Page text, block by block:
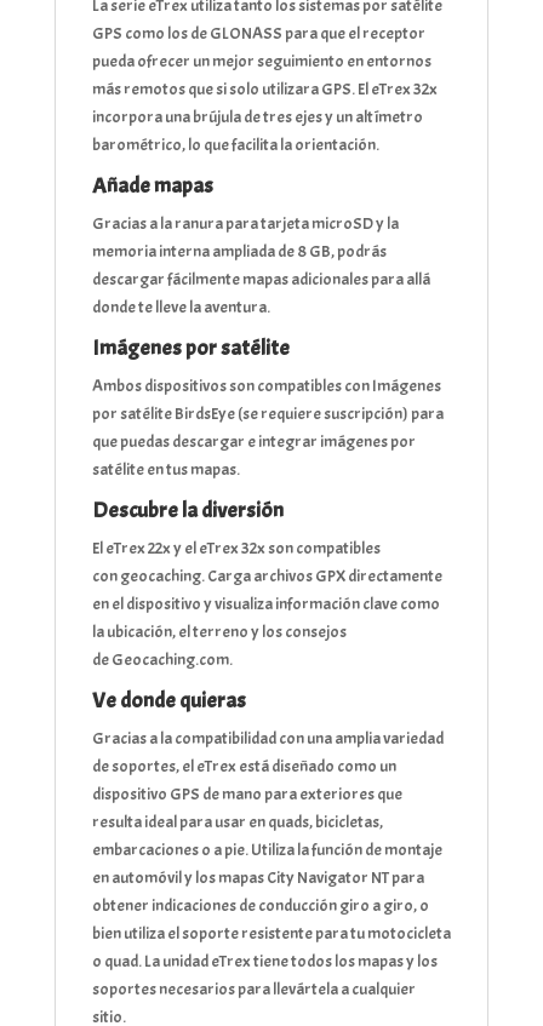
La serie eTrex utiliza tanto los sistemas por satélite
GPS como los de GLONASS para que el receptor
pueda ofrecer un mejor seguimiento en entornos
más remotos que si solo utilizara GPS. El eTrex 32x
incorpora una brújula de tres ejes y un altímetro
barométrico, lo que facilita la orientación.
Añade mapas
Gracias a la ranura para tarjeta microSD y la
memoria interna ampliada de 8 GB, podrás
descargar fácilmente mapas adicionales para allá
donde te lleve la aventura.
Imágenes por satélite
Ambos dispositivos son compatibles con Imágenes
por satélite BirdsEye (se requiere suscripción) para
que puedas descargar e integrar imágenes por
satélite en tus mapas.
Descubre la diversión
El eTrex 22x y el eTrex 32x son compatibles
con geocaching. Carga archivos GPX directamente
en el dispositivo y visualiza información clave como
la ubicación, el terreno y los consejos
de Geocaching.com.
Ve donde quieras
Gracias a la compatibilidad con una amplia variedad
de soportes, el eTrex está diseñado como un
dispositivo GPS de mano para exteriores que
resulta ideal para usar en quads, bicicletas,
embarcaciones o a pie. Utiliza la función de montaje
en automóvil y los mapas City Navigator NT para
obtener indicaciones de conducción giro a giro, o
bien utiliza el soporte resistente para tu motocicleta
o quad. La unidad eTrex tiene todos los mapas y los
soportes necesarios para llevártela a cualquier
sitio.